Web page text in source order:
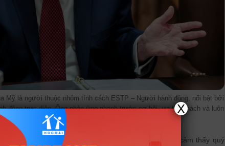
Mỹ là người thuộc nhóm tính cách ESTP – Người hành động, nổi bật bởi
động trực diện. Ông phản ứng nhanh trước cơ hội, ưa thử thách và luôn
tin mạnh mẽ trong các quyết định của mình.
dàng khoan dung với bạn bè, những người mà họ cảm thấy quý
X